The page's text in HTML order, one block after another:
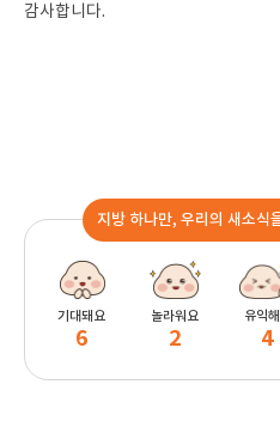
감사합니다.
지방 하나만, 우리의 새소식
기대돼요
6
놀라워요
2
유익
4